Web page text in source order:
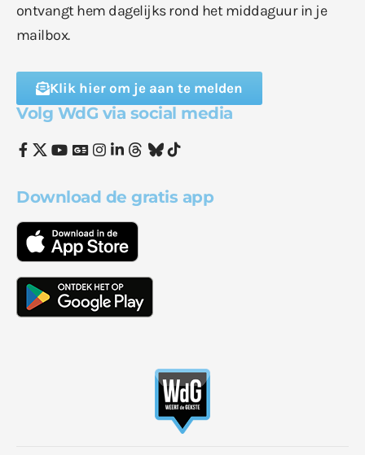
ontvangt hem dagelijks rond het middaguur in je
mailbox.
Klik hier om je aan te melden
Volg WdG via social media
Download de gratis app